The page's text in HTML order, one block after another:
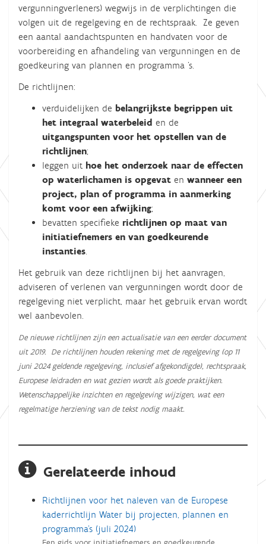
vergunningverleners) wegwijs in de verplichtingen die
volgen uit de regelgeving en de rechtspraak. Ze geven
een aantal aandachtspunten en handvaten voor de
voorbereiding en afhandeling van vergunningen en de
goedkeuring van plannen en programma ’s.
De richtlijnen:
verduidelijken de belangrijkste begrippen uit
het integraal waterbeleid en de
uitgangspunten voor het opstellen van de
richtlijnen;
leggen uit hoe het onderzoek naar de effecten
op waterlichamen is opgevat en wanneer een
project, plan of programma in aanmerking
komt voor een afwijking;
bevatten specifieke richtlijnen op maat van
initiatiefnemers en van goedkeurende
instanties
Het gebruik van deze richtlijnen bij het aanvragen,
adviseren of verlenen van vergunningen wordt door de
regelgeving niet verplicht, maar het gebruik ervan wordt
wel aanbevolen.
De nieuwe richtlijnen zijn een actualisatie van een eerder document
uit 2019. De richtlijnen houden rekening met de regelgeving (op 11
juni 2024 geldende regelgeving, inclusief afgekondigde), rechtspraak,
Europese leidraden en wat gezien wordt als goede praktijken.
Wetenschappelijke inzichten en regelgeving wijzigen, wat een
regelmatige herziening van de tekst nodig maakt.
Gerelateerde inhoud
Richtlijnen voor het naleven van de Europese
kaderrichtlijn Water bij projecten, plannen en
programma's (juli 2024)
Een gids voor initiatiefnemers en goedkeurende